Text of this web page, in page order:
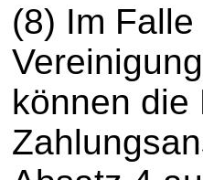
(8) Im
können die